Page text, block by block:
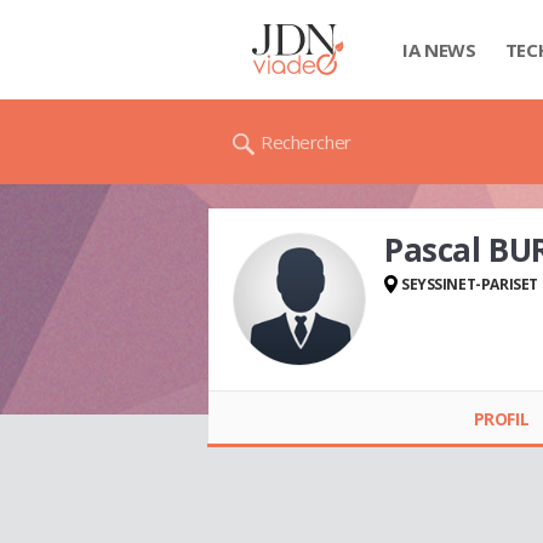
IA NEWS
Rechercher
Pascal
SEYSSINET-PARISET
PROFIL